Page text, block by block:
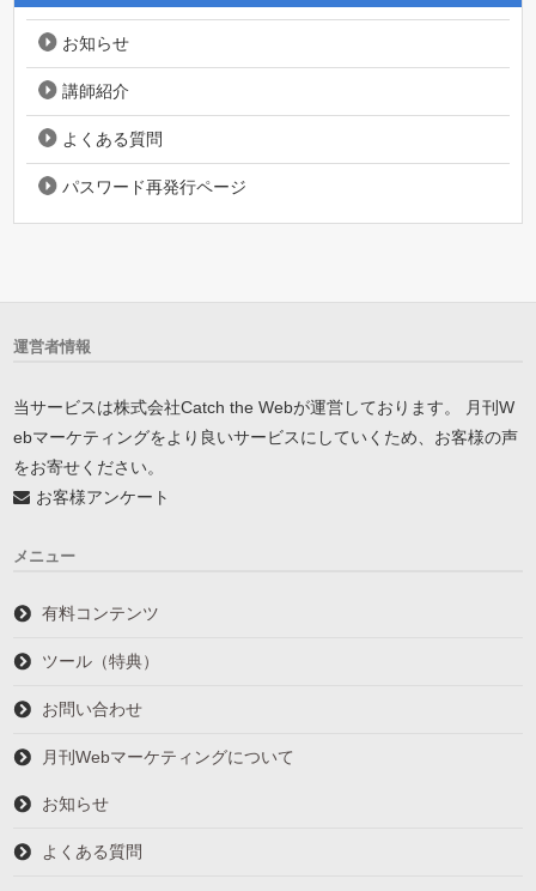
お知らせ
講師紹介
よくある質問
パスワード再発行ページ
運営者情報
当サービスは株式会社Catch the Webが運営しております。 月刊W
ebマーケティングをより良いサービスにしていくため、お客様の声
をお寄せください。
お客様アンケート
メニュー
有料コンテンツ
ツール（特典）
お問い合わせ
月刊Webマーケティングについて
お知らせ
よくある質問